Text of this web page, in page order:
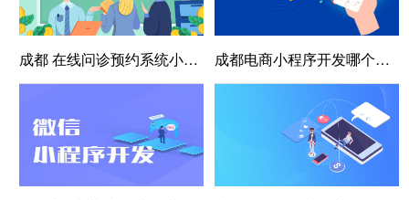
成都 在线问诊预约系统小程序 成都电商小程序开发哪个好(成都电商小程序开发推荐)